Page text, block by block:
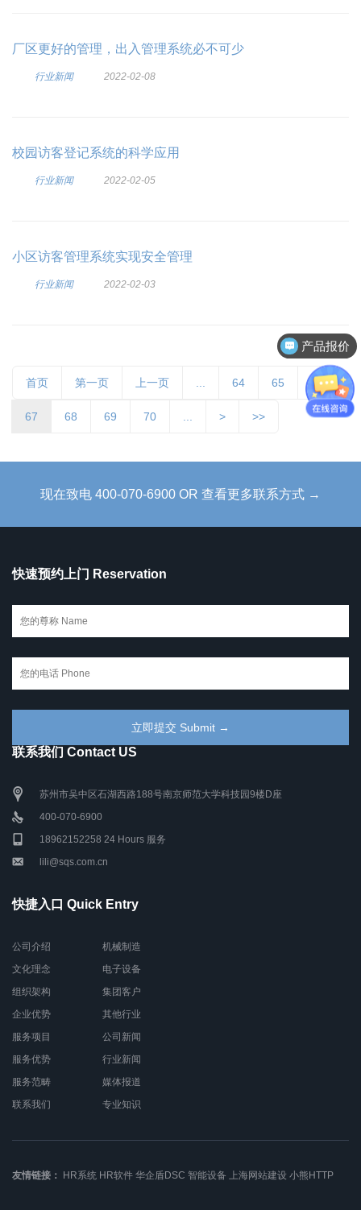
厂区更好的管理，出入管理系统必不可少
行业新闻 2022-02-08
校园访客登记系统的科学应用
行业新闻 2022-02-05
小区访客管理系统实现安全管理
行业新闻 2022-02-03
首页 第一页 上一页 64 65 66
67 68 69 70 > >>
现在致电 400-070-6900 OR 查看更多联系方式 →
快速预约上门 Reservation
联系我们 Contact US
苏州市吴中区石湖西路188号南京师范大学科技园9楼D座
400-070-6900
18962152258 24 Hours 服务
lili@sqs.com.cn
快捷入口 Quick Entry
公司介绍
文化理念
组织架构
企业优势
服务项目
服务优势
服务范畴
联系我们
机械制造
电子设备
集团客户
其他行业
公司新闻
行业新闻
媒体报道
专业知识
友情链接： HR系统 HR软件 华企盾DSC 智能设备 上海网站建设 小熊HTTP
产品报价